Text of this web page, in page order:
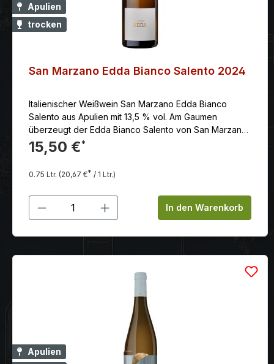
Apulien
trocken
San Marzano Edda Bianco Salento 2024
Italienischer Weißwein San Marzano Edda Bianco
Salento aus Apulien mit 13,5 % vol. Am Gaumen
überzeugt der Edda Bianco Salento von San Marzano
durch seine opulenten floralen Noten, Frucht von
Pfirsich und Feigen und einem Hauch von Vanille.
15,50 €*
0.75 Ltr. (20,67 €* / 1 Ltr.)
Produkt Anzahl: Gib denIn den Warenkorb
Apulien